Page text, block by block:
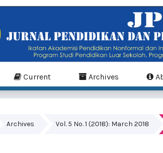
Current Archives
Archives Vol. 5 No. 1 (2018): March 2018